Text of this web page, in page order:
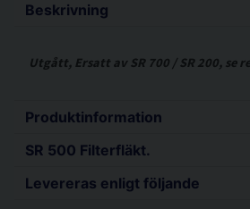
Beskrivning
Utgått, Ersatt av SR 700 / SR 200, se
Produktinformation
SR 500 Filterfläkt.
För sanering av PCB skall
Levereras enligt följande